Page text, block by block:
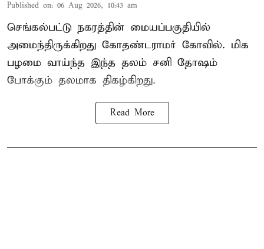
Published on: 06 Aug 2026, 10:43 am
செங்கல்பட்டு நகரத்தின் மையப்பகுதியில்
அமைந்திருக்கிறது கோதண்டராமர் கோவில். மிக
பழமை வாய்ந்த இந்த தலம் சனி தோஷம்
போக்கும் தலமாக திகழ்கிறது.
Read More